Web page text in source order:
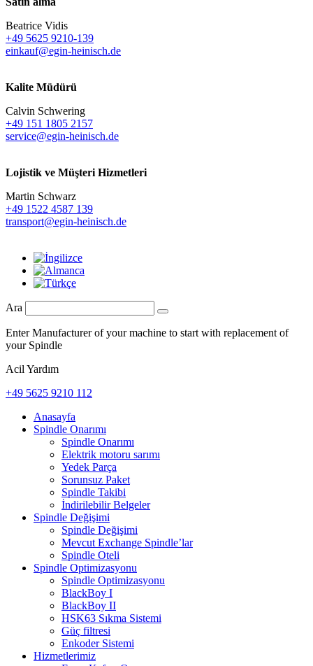
Beatrice Vidis
+49 5625 9210-139
einkauf@egin-heinisch.de
Kalite Müdürü
Calvin Schwering
+49 151 1805 2157
service@egin-heinisch.de
Lojistik ve Müşteri Hizmetleri
Martin Schwarz
+49 1522 4587 139
transport@egin-heinisch.de
Ara
Enter Manufacturer of your machine to start with replacement of
your Spindle
Acil Yardım
+49 5625 9210 112
Anasayfa
Spindle Onarımı
Spindle Onarımı
Elektrik motoru sarımı
Yedek Parça
Sorunsuz Paket
Spindle Takibi
İndirilebilir Belgeler
Spindle Değişimi
Spindle Değişimi
Mevcut Exchange Spindle’lar
Spindle Oteli
Spindle Optimizasyonu
Spindle Optimizasyonu
BlackBoy I
BlackBoy II
HSK63 Sıkma Sistemi
Güç filtresi
Enkoder Sistemi
Hizmetlerimiz